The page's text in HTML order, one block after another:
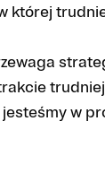
której
w